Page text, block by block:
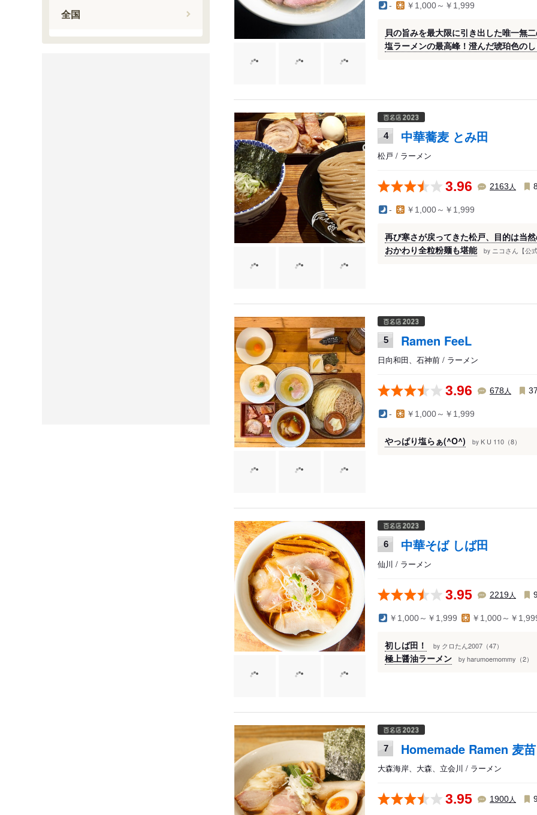
全国
- ￥1,000～￥1,999
貝の旨みを最大限に引き出した唯一無
塩ラーメンの最高峰！澄んだ琥珀色の
4 中華蕎麦 とみ田
松戸 / ラーメン
3.96 2163 人
- ￥1,000～￥1,999
再び寒さが戻ってきた松戸、目的は当
おかわり全粒粉麺も堪能 by ニコさん【公
5 Ramen FeeL
日向和田、石神前 / ラーメン
3.96 678人
- ￥1,000～￥1,999
やっぱり塩らぁ(^O^) by K U 110（8）
6 中華そば しば田
仙川 / ラーメン
3.95 2219人
￥1,000～￥1,999 ￥1,000～￥
初しば田！ by クロたん2007（47）
極上醤油ラーメン by harumoemommy（2）
7 Homemade Ramen 麦苗
大森海岸、大森、立会川 / ラーメン
3.95 1900人